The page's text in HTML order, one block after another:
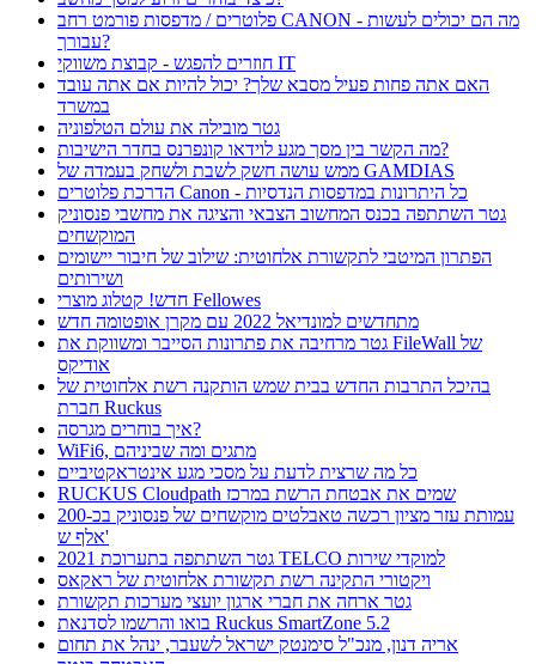
פלוטרים / מדפסות פורמט רחב CANON - מה הם יכולים לעשות
עבורך?
חוזרים להפגש - קבוצת משווקי IT
האם אתה פחות פעיל מסבא שלך? יכול להיות אם אתה עובד
במשרד
גטר מובילה את עולם הטלפוניה
מה הקשר בין מסך מגע לוידאו קונפרנס בחדר הישיבות?
ממש עושה חשק לשבת ולשחק בעמדה של GAMDIAS
הדרכת פלוטרים Canon - כל היתרונות במדפסות הנדסיות
גטר השתתפה בכנס המחשוב הצבאי והציגה את מחשבי פנסוניק
המוקשחים
הפתרון המיטבי לתקשורת אלחוטית: שילוב של חיבור יישומים
ושירותים
חדש! קטלוג מוצרי Fellowes
מתחדשים למונדיאל 2022 עם מקרן אופטומה חדש
גטר מרחיבה את פתרונות הסייבר ומשווקת את FileWall של
אודיקס
בהיכל התרבות החדש בבית שמש הותקנה רשת אלחוטית של
חברת Ruckus
איך בוחרים מגרסה?
WiFi6, מתגים ומה שביניהם
כל מה שרצית לדעת על מסכי מגע אינטראקטיביים
RUCKUS Cloudpath שמים את אבטחת הרשת במרכז
עמותת עזר מציון רכשה טאבלטים מוקשחים של פנסוניק בכ-200
אלף ש'
גטר השתתפה בתערוכת 2021 TELCO למוקדי שירות
ויקטורי התקינה רשת תקשורת אלחוטית של ראקאס
גטר ארחה את חברי ארגון יועצי מערכות תקשורת
בואו והרשמו לסדנאת Ruckus SmartZone 5.2
אריה דנון, מנכ"ל סימנטק ישראל לשעבר, ינהל את תחום